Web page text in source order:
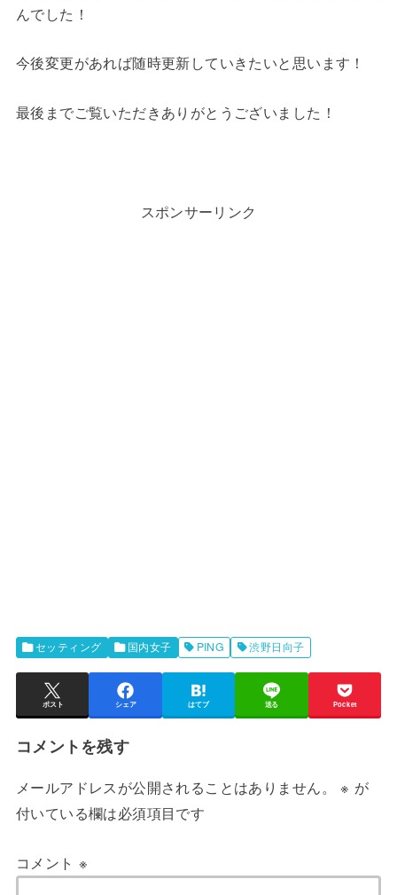
んでした！
今後変更があれば随時更新していきたいと思います！
最後までご覧いただきありがとうございました！
スポンサーリンク
セッティング 国内女子 PING 渋野日向子
ポスト シェア はてブ 送る Pocket
コメントを残す
メールアドレスが公開されることはありません。 ※ が
付いている欄は必須項目です
コメント ※